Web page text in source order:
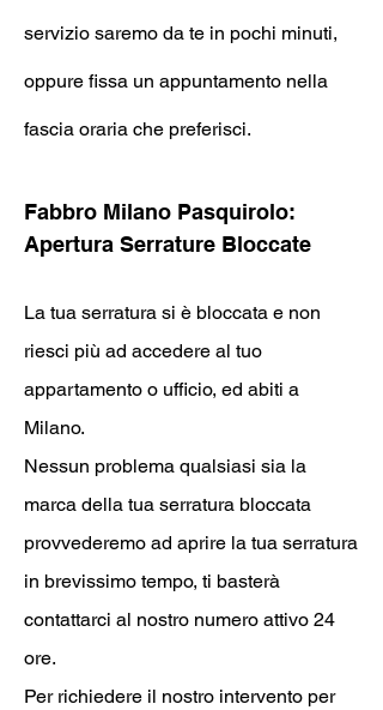
servizio saremo da te in pochi minuti,
oppure fissa un appuntamento nella
fascia oraria che preferisci.
Fabbro Milano Pasquirolo:
Apertura Serrature Bloccate
La tua serratura si è bloccata e non
riesci più ad accedere al tuo
appartamento o ufficio, ed abiti a
Milano.
Nessun problema qualsiasi sia la
marca della tua serratura bloccata
provvederemo ad aprire la tua serratura
in brevissimo tempo, ti basterà
contattarci al nostro numero attivo 24
ore.
Per richiedere il nostro intervento per